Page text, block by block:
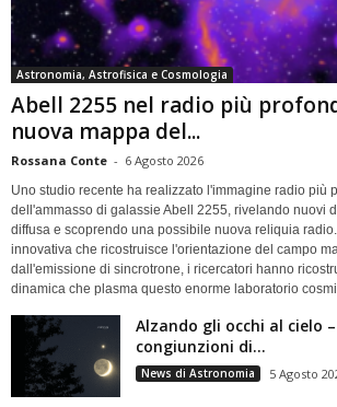
Astronomia, Astrofisica e Cosmologia
Abell 2255 nel radio più
nuova mappa del...
Rossana Conte - 6 Agosto 2026
Uno studio recente ha realizzato l'immagine radio più
dell'ammasso di galassie Abell 2255, rivelando nuovi
diffusa e scoprendo una possibile nuova reliquia
innovativa che ricostruisce l'orientazione del campo
dall'emissione di sincrotrone, i ricercatori hanno
dinamica che plasma questo enorme laboratorio
Alzando gli occhi al cielo
congiunzioni di...
News di Astronomia 5 Agosto